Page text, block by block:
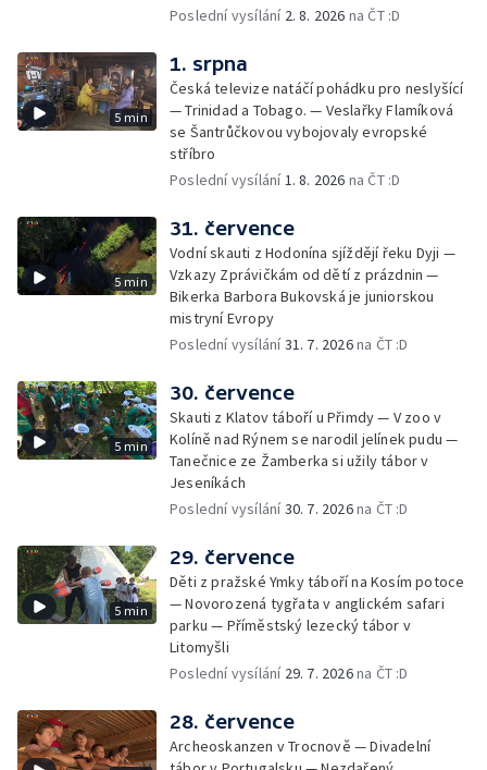
Poslední vysílání 2. 8. 2026 na ČT :D
5 min
1. srpna
Česká televize natáčí pohádku pro neslyšící
— Trinidad a Tobago. — Veslařky Flamíková
se Šantrůčkovou vybojovaly evropské
stříbro
Poslední vysílání1. 8. 2026 na ČT :D
5 min
31. července
Vodní skauti z Hodonína sjíždějí řeku Dyji —
Vzkazy Zprávičkám od dětí z prázdnin —
Bikerka Barbora Bukovská je juniorskou
mistryní Evropy
Poslední vysílání31. 7. 2026na ČT :D
5 min
30. července
Skauti z Klatov táboří u Přimdy — V zoo v
Kolíně nad Rýnem se narodil jelínek pudu —
Tanečnice ze Žamberka si užily tábor v
Jeseníkách
Poslední vysílání30. 7. 2026na ČT :D
5 min
29. července
Děti z pražské Ymky táboří na Kosím potoce
— Novorozená tygřata v anglickém safari
parku — Příměstský lezecký tábor v
Litomyšli
Poslední vysílání 29. 7. 2026na ČT :D
28. července
Archeoskanzen v Trocnově — Divadelní